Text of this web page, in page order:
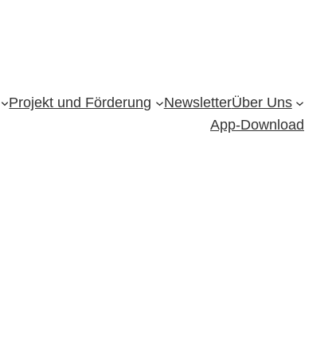
Projekt und Förderung NewsletterÜber Uns
App-Download